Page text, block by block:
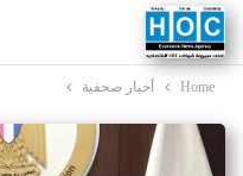
Home أخبار صحفية